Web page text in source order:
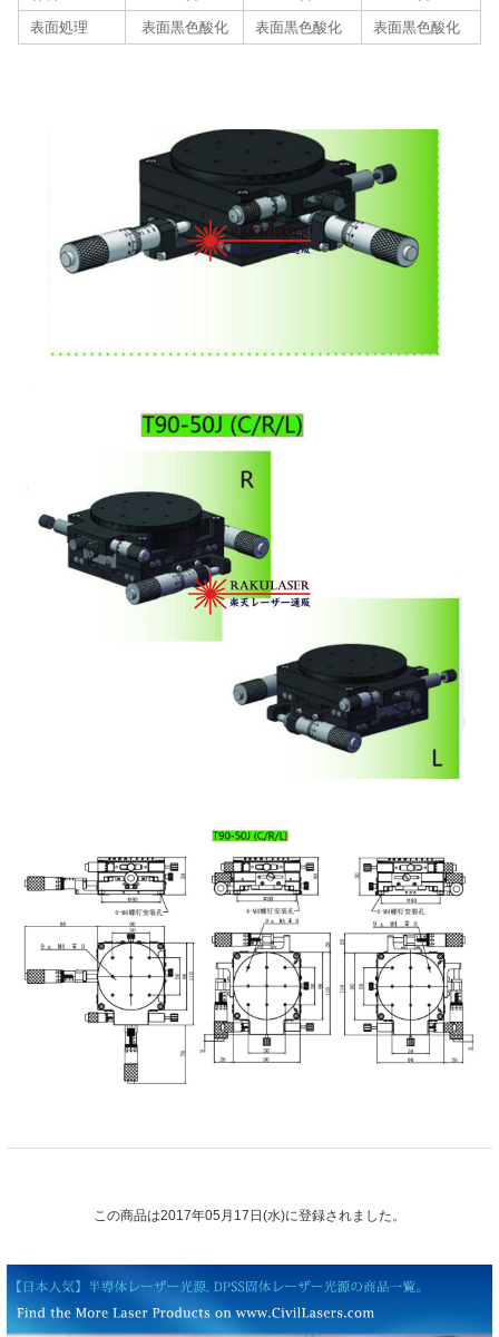
表面処理
表面黒色酸化 表面黒色酸化 表面黒色酸化
この商品は2017年05月17日(水)に登録されました。